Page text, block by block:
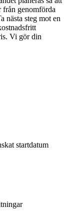
från genomförda
nästa steg mot en
Vi gör din
startdatum